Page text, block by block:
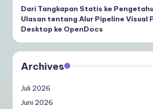
Dari Tangkapan Statis ke
Ulasan tentang Alur Pipeline Visual
Desktop ke OpenDocs
Archives
Juli 2026
Juni 2026